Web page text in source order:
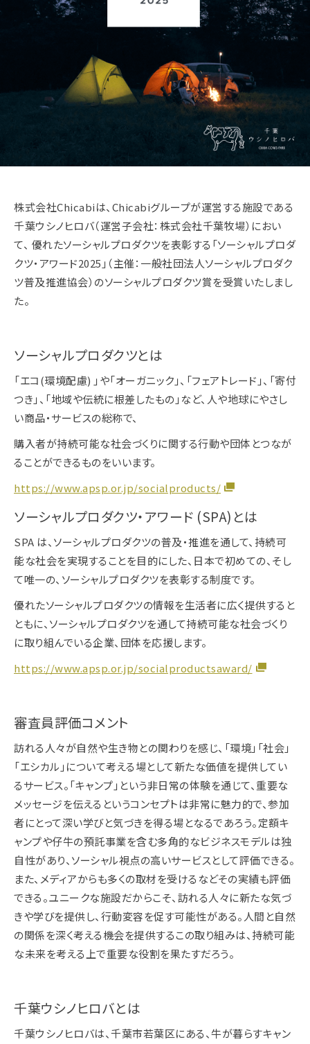
株式会社Chicabiは、Chicabiグループが運営する施設である
千葉ウシノヒロバ（運営子会社：株式会社千葉牧場）におい
て、 優れたソーシャルプロダクツを表彰する「ソーシャルプロダ
クツ・アワード2025」（主催：一般社団法人ソーシャルプロダク
ツ普及推進協会）のソーシャルプロダクツ賞を受賞いたしまし
た。
ソーシャルプロダクツとは
「エコ(環境配慮) 」や「オーガニック」、「フェアトレード」、「寄付
つき」、「地域や伝統に根差したもの」など、人や地球にやさし
い商品・サービスの総称で、
購入者が持続可能な社会づくりに関する行動や団体とつなが
ることができるものをいいます。
https://www.apsp.or.jp/socialproducts/
ソーシャルプロダクツ・アワード (SPA)とは
SPA は、ソーシャルプロダクツの普及・推進を通して、持続可
能な社会を実現することを目的にした、日本で初めての、そし
て唯一の、ソーシャルプロダクツを表彰する制度です。
優れたソーシャルプロダクツの情報を生活者に広く提供すると
ともに、ソーシャルプロダクツを通して持続可能な社会づくり
に取り組んでいる企業、団体を応援します。
https://www.apsp.or.jp/socialproductsaward/
審査員評価コメント
訪れる人々が自然や生き物との関わりを感じ、「環境」「社会」
「エシカル」について考える場として新たな価値を提供してい
るサービス。「キャンプ」という非日常の体験を通じて、重要な
メッセージを伝えるというコンセプトは非常に魅力的で、参加
者にとって深い学びと気づきを得る場となるであろう。定額キ
ャンプや仔牛の預託事業を含む多角的なビジネスモデルは独
自性があり、ソーシャル視点の高いサービスとして評価できる。
また、メディアからも多くの取材を受けるなどその実績も評価
できる。ユニークな施設だからこそ、訪れる人々に新たな気づ
きや学びを提供し、行動変容を促す可能性がある。人間と自然
の関係を深く考える機会を提供するこの取り組みは、持続可能
な未来を考える上で重要な役割を果たすだろう。
千葉ウシノヒロバとは
千葉ウシノヒロバは、千葉市若葉区にある、牛が暮らすキャン